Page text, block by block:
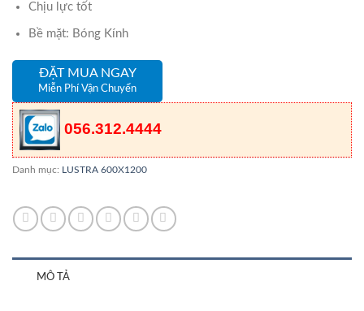
Chịu lực tốt
Bề mặt: Bóng Kính
ĐẶT MUA NGAY
Miễn Phí Vận Chuyển
056.312.4444
Danh mục: LUSTRA 600X1200
MÔ TẢ